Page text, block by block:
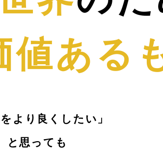
値ある
をより良くしたい」
と思っても